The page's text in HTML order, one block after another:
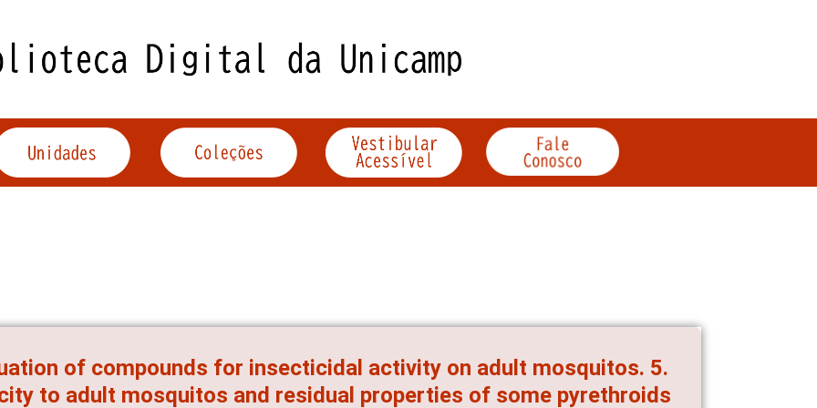
of compounds for insecticidal activity on adult mosquitos. 5.
to adult mosquitos and residual properties of some pyrethroids